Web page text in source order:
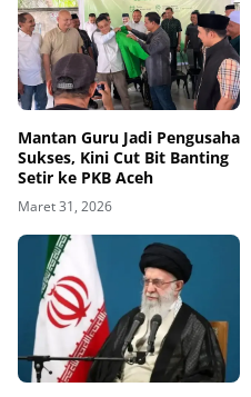
Mantan Guru Jadi Pengusaha
Sukses, Kini Cut Bit Banting
Setir ke PKB Aceh
Maret 31, 2026